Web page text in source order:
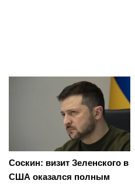
Соскин: визит Зеленского в
США оказался полным